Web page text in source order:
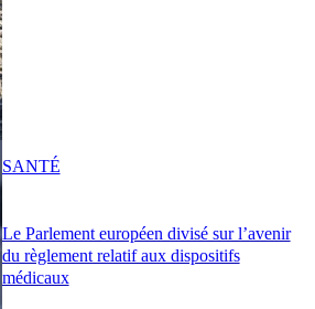
Le Parlement européen divisé sur l’avenir
du règlement relatif aux dispositifs
médicaux
SANTÉ